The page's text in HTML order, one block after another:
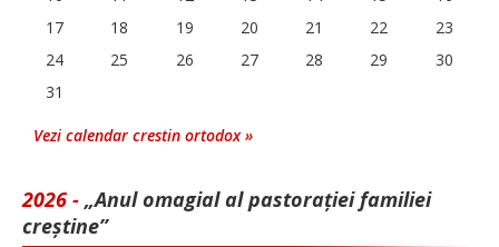
17
18 19 20 21 22
23
24
25 26 27 28 29
30
31
Vezi calendar crestin ortodox »
2026 - „Anul omagial al pastorației familiei
creștine”